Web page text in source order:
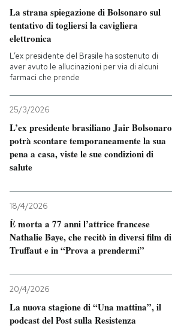
PODCAST
NEWSLETTER
SHOP
Entra
La strana spiegazione di Bolsonaro sul
tentativo di togliersi la cavigliera
elettronica
L’ex presidente del Brasile ha sostenuto di
aver avuto le allucinazioni per via di alcuni
farmaci che prende
25/3/2026
L’ex presidente brasiliano Jair Bolsonaro
potrà scontare temporaneamente la sua
pena a casa, viste le sue condizioni di
salute
18/4/2026
È morta a 77 anni l’attrice francese
Nathalie Baye, che recitò in diversi film di
Truffaut e in “Prova a prendermi”
20/4/2026
La nuova stagione di “Una mattina”, il
podcast del Post sulla Resistenza